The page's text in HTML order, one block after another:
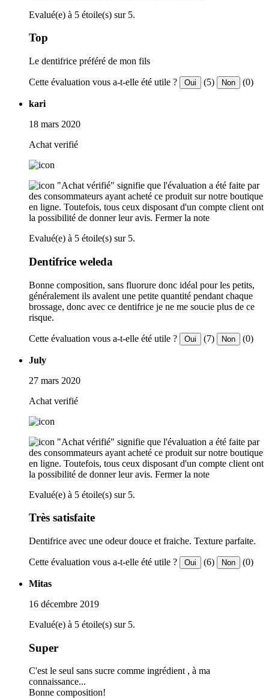
Evalué(e) à 5 étoile(s) sur 5.
Top
Le dentifrice préféré de mon fils
Cette évaluation vous a-t-elle été utile ? Oui (5) Non (0)
kari
18 mars 2020
Achat verifié
"Achat vérifié" signifie que l'évaluation a été faite par
des consommateurs ayant acheté ce produit sur notre boutique
en ligne. Toutefois, tous ceux disposant d'un compte client ont
la possibilité de donner leur avis. Fermer la note
Evalué(e) à 5 étoile(s) sur 5.
Dentifrice weleda
Bonne composition, sans fluorure donc idéal pour les petits,
généralement ils avalent une petite quantité pendant chaque
brossage, donc avec ce dentifrice je ne me soucie plus de ce
risque.
Cette évaluation vous a-t-elle été utile ? Oui (7) Non (0)
July
27 mars 2020
Achat verifié
"Achat vérifié" signifie que l'évaluation a été faite par
des consommateurs ayant acheté ce produit sur notre boutique
en ligne. Toutefois, tous ceux disposant d'un compte client ont
la possibilité de donner leur avis. Fermer la note
Evalué(e) à 5 étoile(s) sur 5.
Très satisfaite
Dentifrice avec une odeur douce et fraiche. Texture parfaite.
Cette évaluation vous a-t-elle été utile ? Oui (6) Non (0)
Mitas
16 décembre 2019
Evalué(e) à 5 étoile(s) sur 5.
Super
C'est le seul sans sucre comme ingrédient , à ma
connaissance...
Bonne composition!